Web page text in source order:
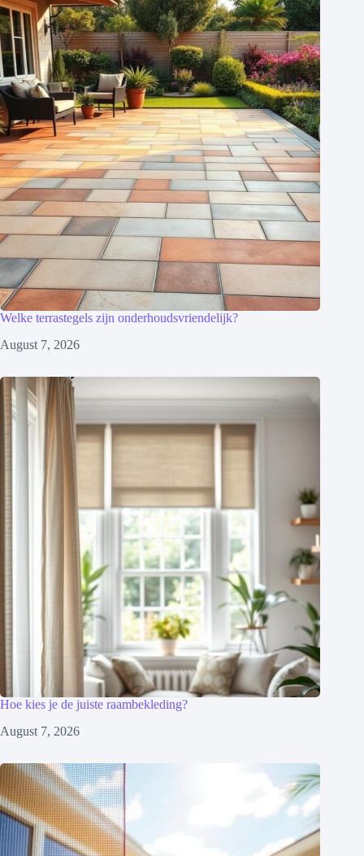
Welke terrastegels zijn onderhoudsvriendelijk?
August 7, 2026
Hoe kies je de juiste raambekleding?
August 7, 2026